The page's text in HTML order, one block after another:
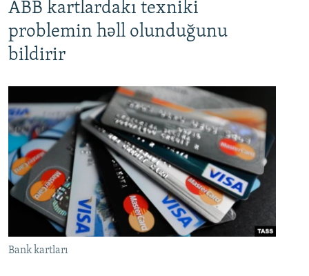
ABB kartlardakı texniki
problemin həll olunduğunu
bildirir
Bank kartları